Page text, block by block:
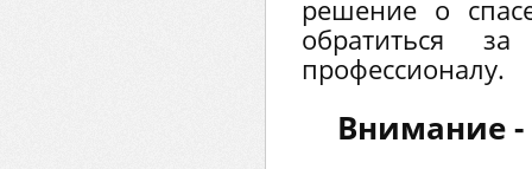
решение о
обратиться
профессионалу.
Внимание -